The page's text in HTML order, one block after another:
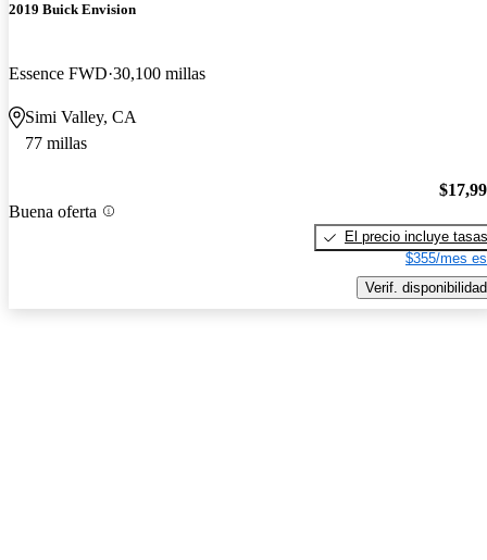
2019 Buick Envision
Essence FWD 30,100 millas
Simi Valley, CA
77 millas
Buena oferta
El precio incluye tasas
$355/mes
Verif. disponibilidad